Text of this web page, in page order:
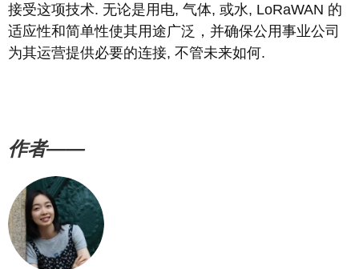
接受这项技术. 无论是用电, 气体, 或水, LoRaWAN 的
适应性和简单性使其用途广泛，并确保公用事业公司
为其运营提供必要的连接, 不管未来如何.
作者——